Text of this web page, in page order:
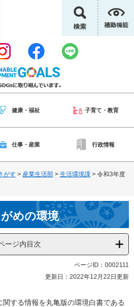
健康・福祉 子育て・教育
仕事・産業 行政情報
がす > 産業生活部 > 生活環境課 > 令和3年度
めの環境
ージ内目次
ページID：0002111
更新日：2022年12月22日更新
する情報を丸亀版の環境白書である